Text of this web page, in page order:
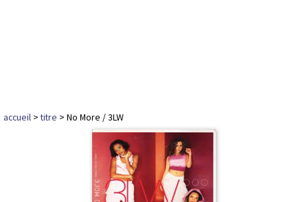
accueil >titre > No More / 3LW